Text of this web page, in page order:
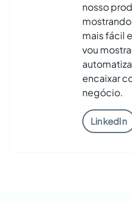
nosso
mais fácil
vou
encaixar
negócio.
LinkedIn